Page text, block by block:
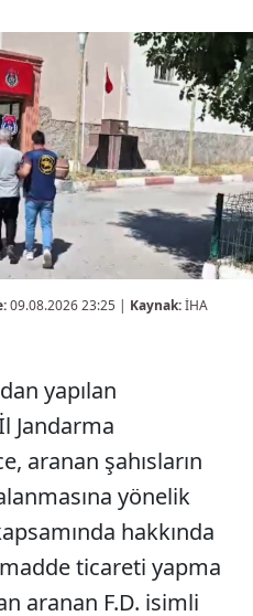
09.08.2026 23:25 | Kaynak:İHA
yapılan
Jandarma
aranan şahısların
yönelik
hakkında
ticareti yapma
aranan F.D. isimli